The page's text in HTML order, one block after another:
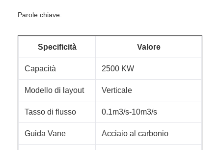
Parole chiave:
Specificità Valore
Capacità 2500 KW
Modello di layout Verticale
Tasso di flusso 0.1m3/s-10m3/s
Guida Vane Acciaio al carbonio